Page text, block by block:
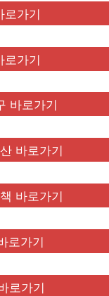
로가기
로가기
바로가기
바로가기
바로가기
로가기
로가기